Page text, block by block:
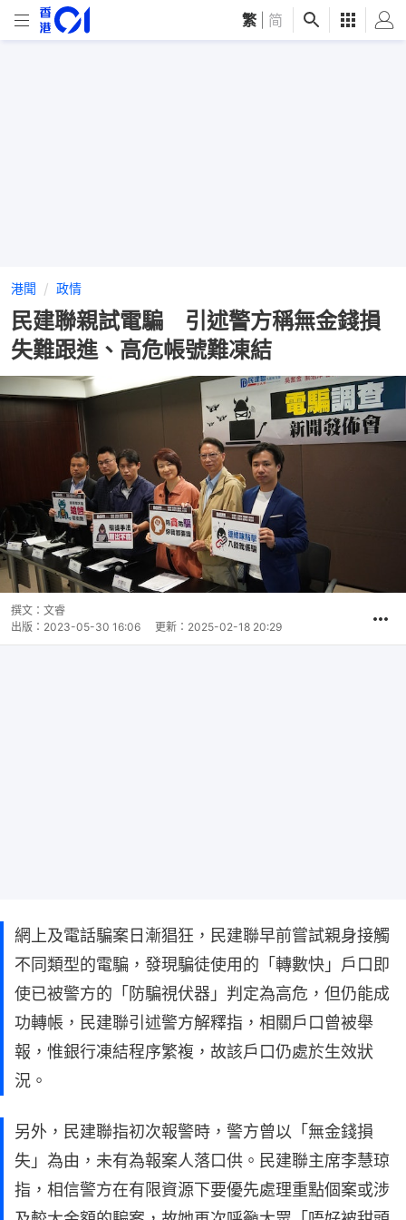
繁 简
港聞 政情
民建聯親試電騙 引述警方稱無金錢損
失難跟進、高危帳號難凍結
撰文： 文睿
出版： 2023-05-30 16:06 更新： 2025-02-18 20:29
網上及電話騙案日漸猖狂，民建聯早前嘗試親身接觸
不同類型的電騙，發現騙徒使用的「轉數快」戶口即
使已被警方的「防騙視伏器」判定為高危，但仍能成
功轉帳，民建聯引述警方解釋指，相關戶口曾被舉
報，惟銀行凍結程序繁複，故該戶口仍處於生效狀
況。
另外，民建聯指初次報警時，警方曾以「無金錢損
失」為由，未有為報案人落口供。民建聯主席李慧琼
指，相信警方在有限資源下要優先處理重點個案或涉